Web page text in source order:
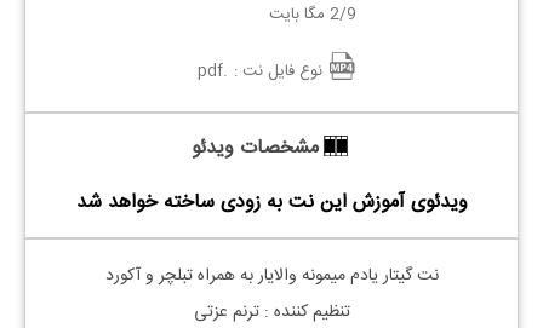
2/9 مگا بایت
نوع فایل نت : .pdf
مشخصات ویدئو
ویدئوی آموزش این نت به زودی ساخته خواهد شد
نت گیتار یادم میمونه والایار به همراه تبلچر و آکورد
تنظیم کننده : ترنم عزتی